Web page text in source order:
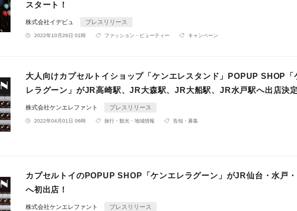
スタート！
株式会社イデビュ プレスリリース
2022年10月26日 01時 ファッション・ビューティー キャンペーン
大人向けカプセルトイショップ「ケンエレスタンド」POPUP SHOP「
レラグーン」がJR高崎駅、JR大森駅、JR大船駅、JR水戸駅へ出店決
株式会社ケンエレファント プレスリリース
2022年04月01日 06時 旅行・観光・地域情報 告知・募集
カプセルトイのPOPUP SHOP「ケンエレラグーン」がJR仙台・水戸
へ初出店！
株式会社ケンエレファント プレスリリース